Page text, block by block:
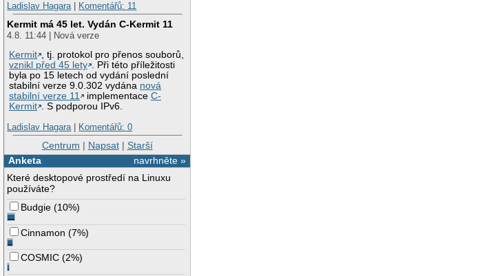
Ladislav Hagara| Komentářů: 11
Kermit má 45 let. Vydán C-Kermit 11
4.8. 11:44 | Nová verze
Kermit , tj. protokol pro přenos souborů,
vznikl před 45 lety . Při této příležitosti
byla po 15 letech od vydání poslední
stabilní verze 9.0.302 vydána nová
stabilní verze 11
implementaceC-
Kermit . S podporou IPv6.
Ladislav Hagara| Komentářů: 0
Centrum | Napsat| Starší
navrhněte »
Anketa
Které desktopové prostředí na Linuxu
používáte?
Budgie (10%)
Cinnamon (7%)
COSMIC (2%)